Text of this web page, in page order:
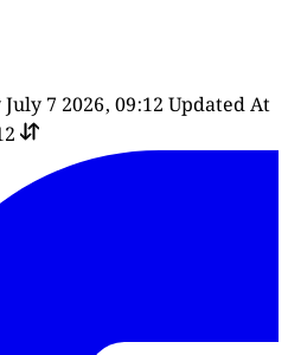
7 2026, 09:12 Updated At